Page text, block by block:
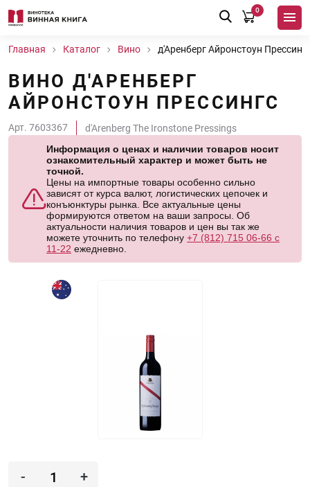
0
Главная Каталог Вино д'Аренберг Айронстоун
ВИНО Д'АРЕНБЕРГ
АЙРОНСТОУН ПРЕССИНГС
Арт. 7603367
d'Arenberg The Ironstone Pressings
Информация о ценах и наличии товаров носит
ознакомительный характер и может быть не
точной.
Цены на импортные товары особенно сильно
зависят от курса валют, логистических цепочек и
конъюнктуры рынка. Все актуальные цены
формируются ответом на ваши запросы. Об
актуальности наличия товаров и цен вы так же
можете уточнить по телефону +7 (812) 715 06-66 с
11-22 ежедневно.
- +